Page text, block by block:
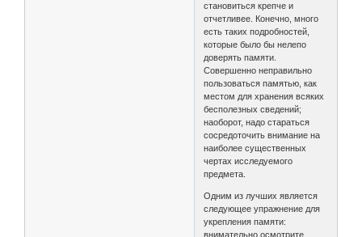
становиться крепче и
отчетливее. Конечно, много
есть таких подробностей,
которые было бы нелепо
доверять памяти.
Совершенно неправильно
пользоваться памятью, как
местом для хранения всяких
бесполезных сведений;
наоборот, надо стараться
сосредоточить внимание на
наиболее существенных
чертах исследуемого
предмета.
Одним из лучших является
следующее упражнение для
укрепления памяти:
внимательно осмотрите